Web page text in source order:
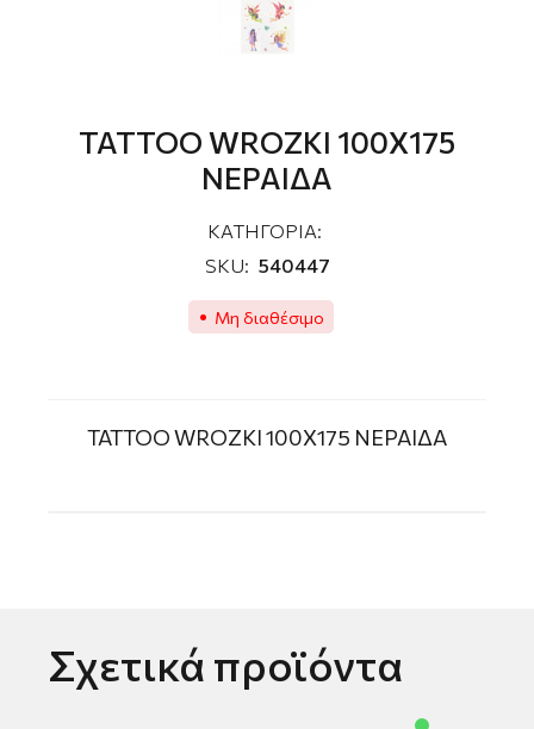
TATTOO WROZKI 100Χ175
ΝΕΡΑΙΔA
ΚΑΤΗΓΟΡΙΑ:
SKU: 540447
Μη διαθέσιμο
TATTOO WROZKI 100Χ175 ΝΕΡΑΙΔA
Σχετικά προϊόντα